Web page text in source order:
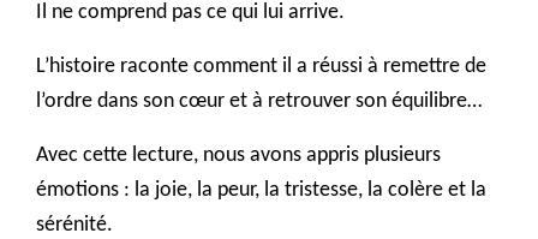
Il ne comprend pas ce qui lui arrive.
L’histoire raconte comment il a réussi à remettre de
l’ordre dans son cœur et à retrouver son équilibre…
Avec cette lecture, nous avons appris plusieurs
émotions : la joie, la peur, la tristesse, la colère et la
sérénité.